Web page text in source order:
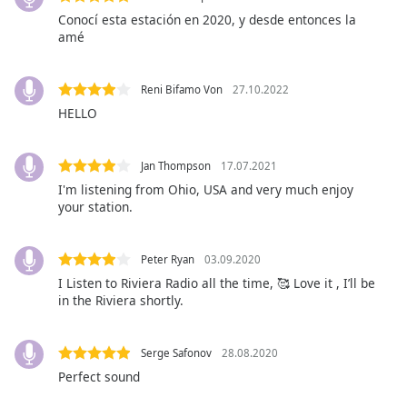
Caption
Area
Background
Opacity
Size
Style
Conocí esta estación en 2020, y desde entonces la
amé
Reni Bifamo Von 27.10.2022
HELLO
Jan Thompson 17.07.2021
I'm listening from Ohio, USA and very much enjoy
your station.
Peter Ryan 03.09.2020
I Listen to Riviera Radio all the time, 🥰 Love it , I’ll be
in the Riviera shortly.
Serge Safonov 28.08.2020
Perfect sound